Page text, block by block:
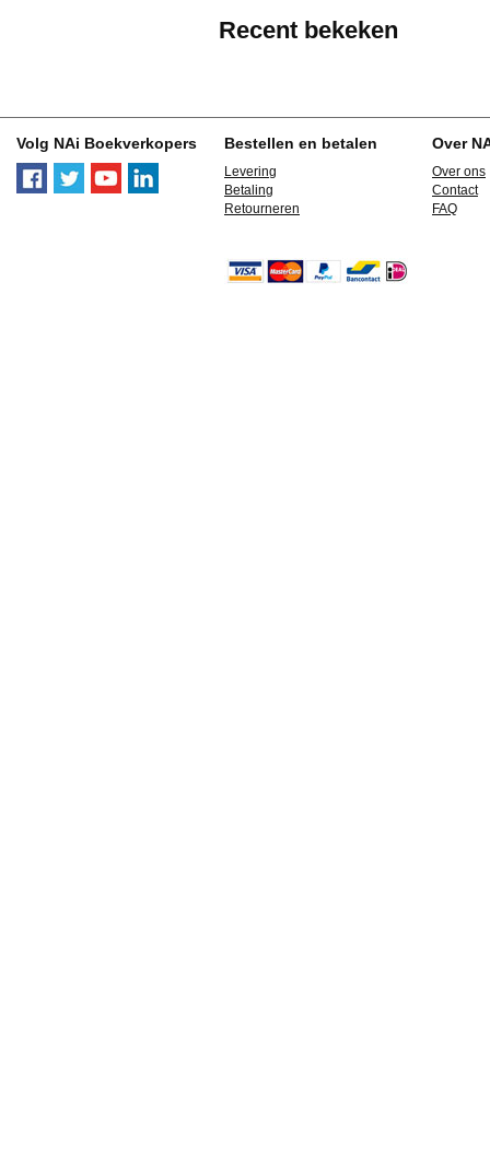
Recent bekeken
Volg NAi Boekverkopers Bestellen en betalen
Levering
Betaling
Retourneren
Over
Over ons
Contact
FAQ